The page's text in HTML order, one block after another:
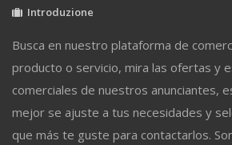
Introduzione
Busca en nuestro plataforma de
producto o servicio, mira las ofertas y
comerciales de nuestros anunciantes,
mejor se ajuste a tus necesidades y
que más te guste para contactarlos.